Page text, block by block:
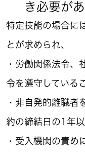
き必要があ
特定技能の場合に
とが求められ、
・労働関係法令、
令を遵守している
・非自発的離職者
約の締結日の1年
・受入機関の責め